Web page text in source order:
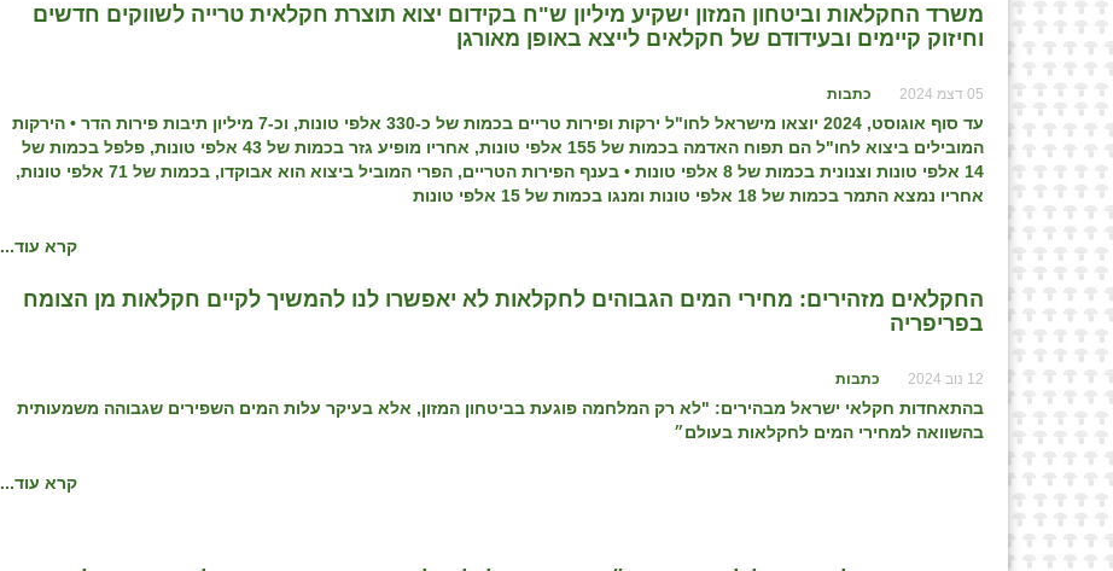
משרד החקלאות וביטחון המזון ישקיע מיליון ש"ח בקידום יצוא תוצרת חקלאית טרייה לשווקים חדשים
וחיזוק קיימים ובעידודם של חקלאים לייצא באופן מאורגן
05 דצמ 2024 כתבות
עד סוף אוגוסט, 2024 יוצאו מישראל לחו"ל ירקות ופירות טריים בכמות של כ-330 אלפי טונות, וכ-7 מיליון תיבות פירות הדר • הירקות
המובילים ביצוא לחו"ל הם תפוח האדמה בכמות של 155 אלפי טונות, אחריו מופיע גזר בכמות של 43 אלפי טונות, פלפל בכמות של
14 אלפי טונות וצנונית בכמות של 8 אלפי טונות
•
בענף הפירות הטריים, הפרי המוביל ביצוא הוא אבוקדו, בכמות של 71 אלפי טונות,
אחריו נמצא התמר בכמות של 18 אלפי טונות ומנגו בכמות של 15 אלפי טונות
קרא עוד...
⁨החקלאים מזהירים: מחירי המים הגבוהים לחקלאות לא יאפשרו לנו להמשיך לקיים חקלאות מן הצומח
בפריפריה⁩
12 נוב 2024 כתבות
בהתאחדות חקלאי ישראל מבהירים: "לא רק המלחמה פוגעת בביטחון המזון, אלא בעיקר עלות המים השפירים שגבוהה משמעותית
בהשוואה למחירי המים לחקלאות בעולם״
קרא עוד...